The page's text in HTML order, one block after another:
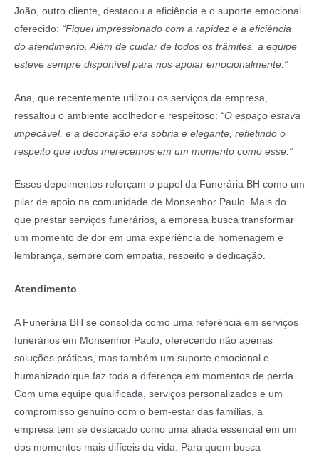
João, outro cliente, destacou a eficiência e o suporte emocional
oferecido: “Fiquei impressionado com a rapidez e a eficiência
do atendimento. Além de cuidar de todos os trâmites, a equipe
esteve sempre disponível para nos apoiar emocionalmente.”
Ana, que recentemente utilizou os serviços da empresa,
ressaltou o ambiente acolhedor e respeitoso: “O espaço estava
impecável, e a decoração era sóbria e elegante, refletindo o
respeito que todos merecemos em um momento como esse.”
Esses depoimentos reforçam o papel da Funerária BH como um
pilar de apoio na comunidade de Monsenhor Paulo. Mais do
que prestar serviços funerários, a empresa busca transformar
um momento de dor em uma experiência de homenagem e
lembrança, sempre com empatia, respeito e dedicação.
Atendimento
A Funerária BH se consolida como uma referência em serviços
funerários em Monsenhor Paulo, oferecendo não apenas
soluções práticas, mas também um suporte emocional e
humanizado que faz toda a diferença em momentos de perda.
Com uma equipe qualificada, serviços personalizados e um
compromisso genuíno com o bem-estar das famílias, a
empresa tem se destacado como uma aliada essencial em um
dos momentos mais difíceis da vida. Para quem busca